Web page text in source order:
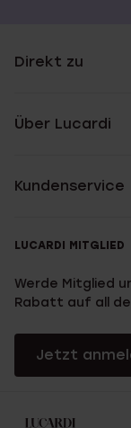
Direkt zu
Über Lucardi
Kundenservice
LUCARDI MITGLIED
Werde Mitglied
Rabatt auf all
Jetzt